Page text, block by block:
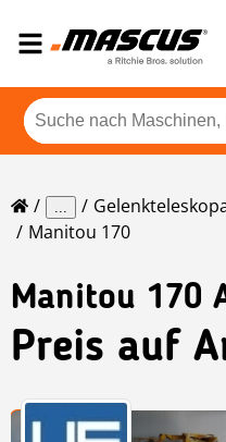
...
Manitou 170
Manitou 170
Preis auf